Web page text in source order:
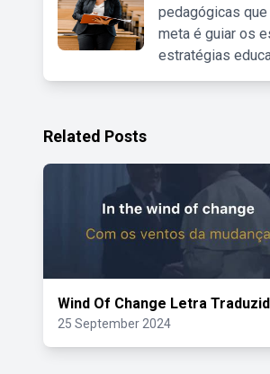
pedagógicas
meta é guiar os
estratégias
Related Posts
Wind Of Change Letra
25 September 2024